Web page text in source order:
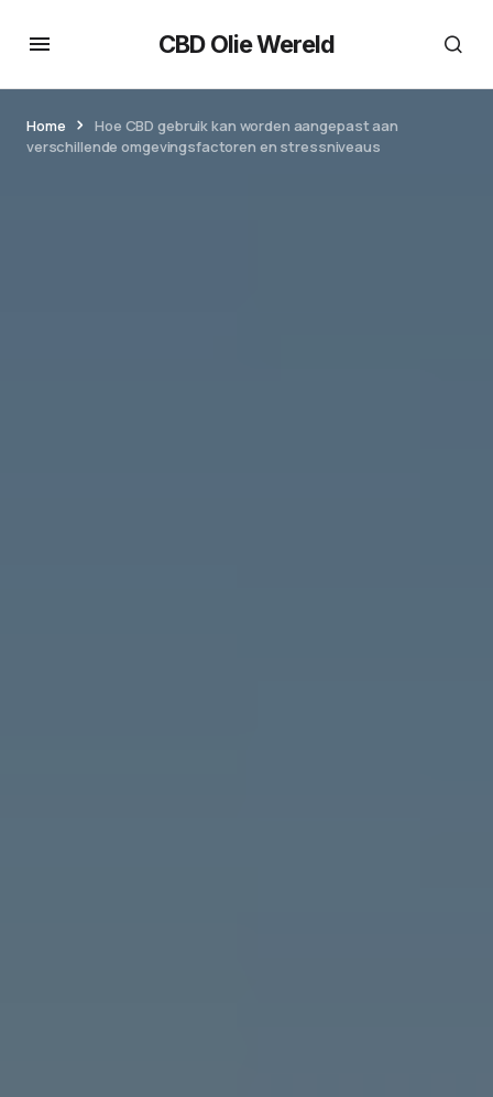
CBD Olie Wereld
Home
Hoe CBD gebruik kan worden aangepast aan
verschillende omgevingsfactoren en stressniveaus